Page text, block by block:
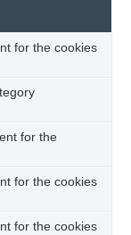
for the cookies
for the
for the cookies
for the cookies